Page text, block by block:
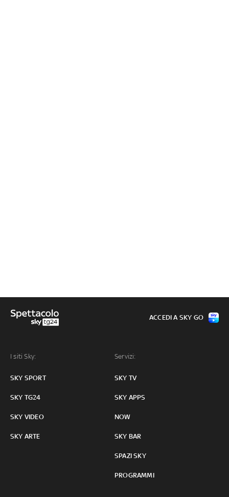
I siti Sky:
SKY SPORT
SKY TG24
SKY VIDEO
SKY ARTE
Servizi:
SKY TV
SKY APPS
NOW
SKY BAR
SPAZI SKY
PROGRAMMI
ACCEDI A SKY GO